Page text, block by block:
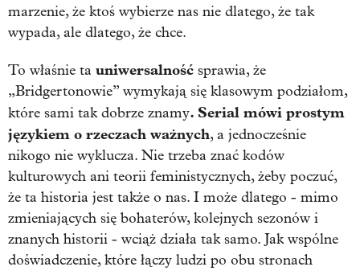
marzenie, że ktoś wybierze nas nie dlatego, że tak
wypada, ale dlatego, że chce.
To właśnie ta uniwersalność sprawia, że
„Bridgertonowie” wymykają się klasowym podziałom,
które sami tak dobrze znamy. Serial mówi prostym
językiem o rzeczach ważnych, a jednocześnie
nikogo nie wyklucza. Nie trzeba znać kodów
kulturowych ani teorii feministycznych, żeby poczuć,
że ta historia jest także o nas. I może dlatego - mimo
zmieniających się bohaterów, kolejnych sezonów i
znanych historii - wciąż działa tak samo. Jak wspólne
doświadczenie, które łączy ludzi po obu stronach